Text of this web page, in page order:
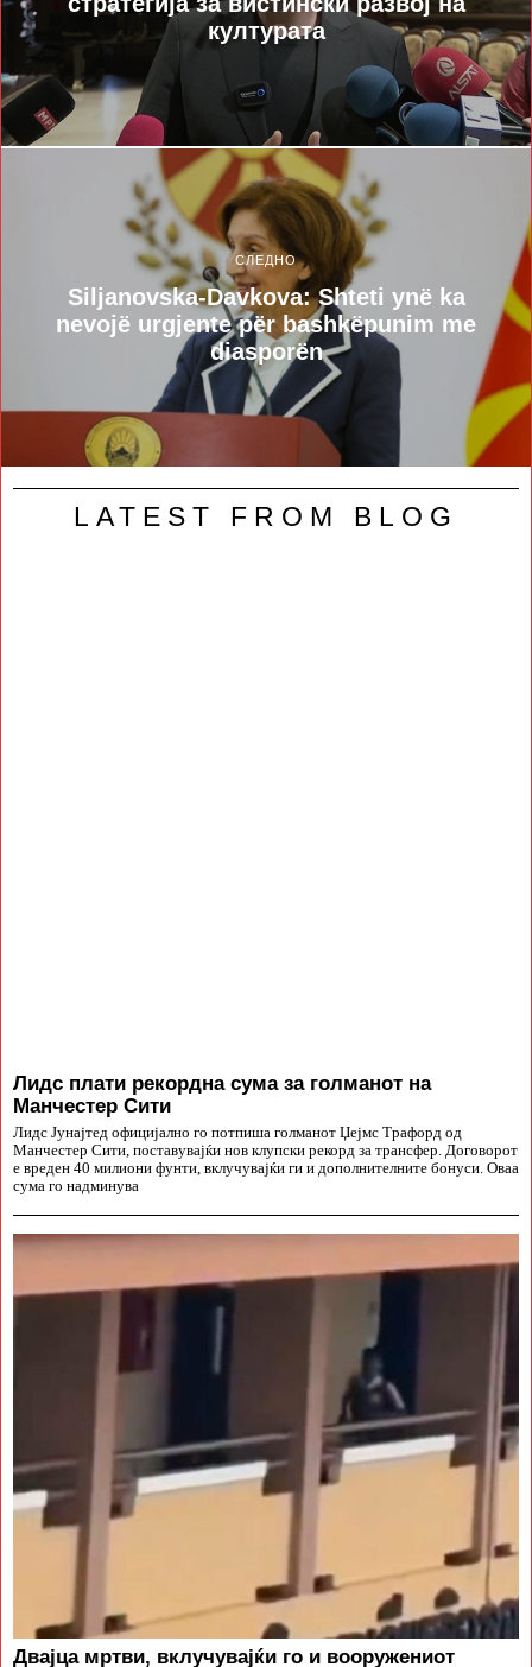
културата
СЛЕДНО
Siljanovska-Davkova: Shteti ynë ka
nevojë urgjente për bashkëpunim me
diasporën
LATEST FROM BLOG
Лидс плати рекордна сума за голманот на
Манчестер Сити
Лидс Јунајтед официјално го потпиша голманот Џејмс Трафорд од
Манчестер Сити, поставувајќи нов клупски рекорд за трансфер. Договорот
е вреден 40 милиони фунти, вклучувајќи ги и дополнителните бонуси. Оваа
сума го надминува
Двајца мртви, вклучувајќи го и вооружениот